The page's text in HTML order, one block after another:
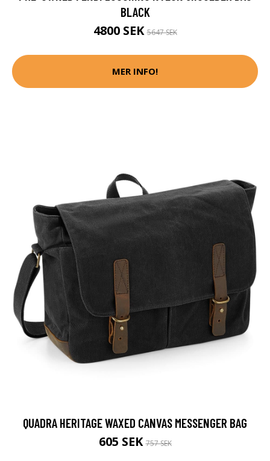
BLACK
4800 SEK5647 SEK
MER INFO!
QUADRA HERITAGE WAXED CANVAS MESSENGER BAG
605 SEK757 SEK